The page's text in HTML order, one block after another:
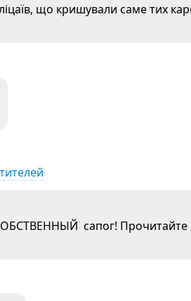
що кришували саме тих
сапог! Прочитайте